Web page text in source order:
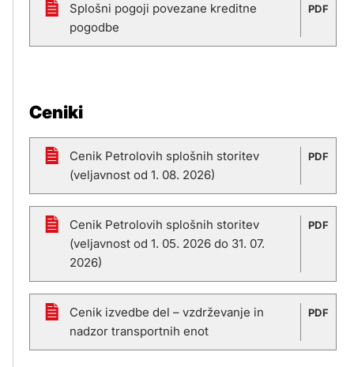
Splošni pogoji povezane kreditne
pogodbe
PDF
Ceniki
Cenik Petrolovih splošnih storitev
(veljavnost od 1. 08. 2026)
PDF
Cenik Petrolovih splošnih storitev
(veljavnost od 1. 05. 2026 do 31. 07.
2026)
PDF
Cenik izvedbe del – vzdrževanje in
nadzor transportnih enot
PDF